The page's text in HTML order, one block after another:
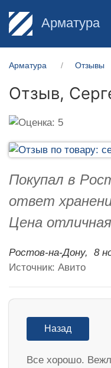
Арматура
Арматура Отзывы
Отзыв,
Покупал в
ответ
Цена
Ростов-на-Дону,
8
Источник: Авито
Назад
Все хорошо.